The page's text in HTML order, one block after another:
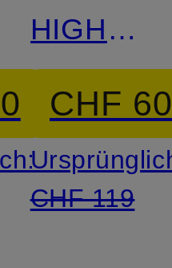
HIGH
CHF
CHF 119